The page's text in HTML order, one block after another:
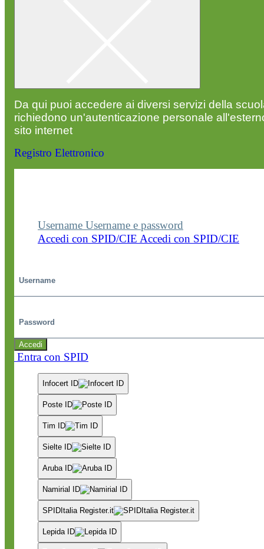
Da qui puoi accedere ai diversi servizi della
richiedono un'autenticazione personale
sito internet
Registro Elettronico
Username Username e password
Accedi con SPID/CIE Accedi con SPID/CIE
Accedi
Entra con SPID
Infocert ID
Poste ID
Tim ID
Sielte ID
Aruba ID
Namirial ID
SPIDItalia Register.it
Lepida ID